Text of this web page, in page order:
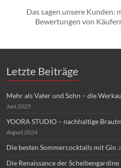
Das sagen unsere Kunden:
Bewertungen von
Letzte Beiträge
Mehr als Vater und Sohn – die
Juni 2025
YOORA STUDIO – nachhaltige
August 2024
Die besten Sommercocktails mit Gin
Die Renaissance der Scheibengardine